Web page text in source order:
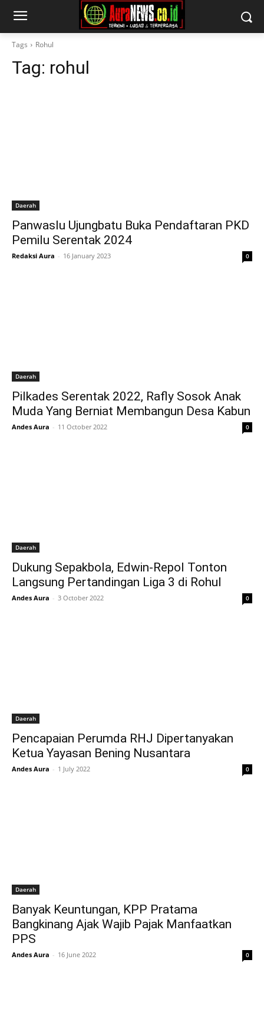
Tags Rohul
Tag: rohul
Daerah
Panwaslu Ujungbatu Buka Pendaftaran PKD
Pemilu Serentak 2024
Redaksi Aura - 16 January 2023 0
Daerah
Pilkades Serentak 2022, Rafly Sosok Anak
Muda Yang Berniat Membangun Desa Kabun
Andes Aura - 11 October 2022 0
Daerah
Dukung Sepakbola, Edwin-Repol Tonton
Langsung Pertandingan Liga 3 di Rohul
Andes Aura - 3 October 2022 0
Daerah
Pencapaian Perumda RHJ Dipertanyakan
Ketua Yayasan Bening Nusantara
Andes Aura - 1 July 2022 0
Daerah
Banyak Keuntungan, KPP Pratama
Bangkinang Ajak Wajib Pajak Manfaatkan
PPS
Andes Aura - 16 June 2022 0